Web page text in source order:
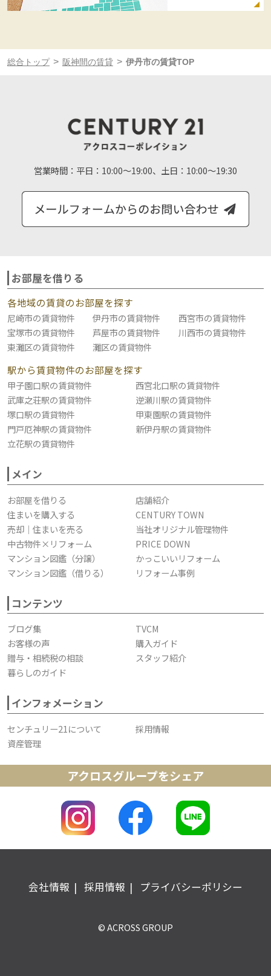
総合トップ > 阪神間の賃貸 > 伊丹市の賃貸TOP
営業時間： 平日：10:00～19:00、土日：10:00～19:30
お部屋を借りる
各地域の賃貸のお部屋を探す
尼崎市の賃貸物件 伊丹市の賃貸物件
西宮市の賃貸物件
宝塚市の賃貸物件
芦屋市の賃貸物件
川西市の賃貸物件
東灘区の賃貸物件
灘区の賃貸物件
駅から賃貸物件のお部屋を探す
甲子園口駅の賃貸物件
西宮北口駅の賃貸物件
武庫之荘駅の賃貸物件
逆瀬川駅の賃貸物件
塚口駅の賃貸物件
甲東園駅の賃貸物件
門戸厄神駅の賃貸物件
新伊丹駅の賃貸物件
立花駅の賃貸物件
メイン
お部屋を借りる
店舗紹介
住まいを購入する
CENTURY TOWN
売却｜住まいを売る
当社オリジナル管理物件
中古物件×リフォーム
PRICE DOWN
マンション図鑑（分譲）
かっこいいリフォーム
マンション図鑑（借りる）
リフォーム事例
コンテンツ
ブログ集
TVCM
お客様の声
購入ガイド
贈与・相続税の相談
スタッフ紹介
暮らしのガイド
インフォメーション
センチュリー21について
採用情報
資産管理
アクロスグループをシェア
会社情報 採用情報 プライバシーポリシー
© ACROSS GROUP